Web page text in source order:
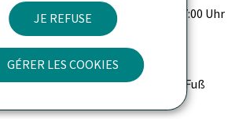
JE REFUSE
GÉRER LES COOKIES
13. Juli 2025 von 09:00 Uhr bis 17:00 Uhr
„EL-UAS-TEVT-2025-15“ mit
verboten:
von der Oberfläche bis 3500 Fuß